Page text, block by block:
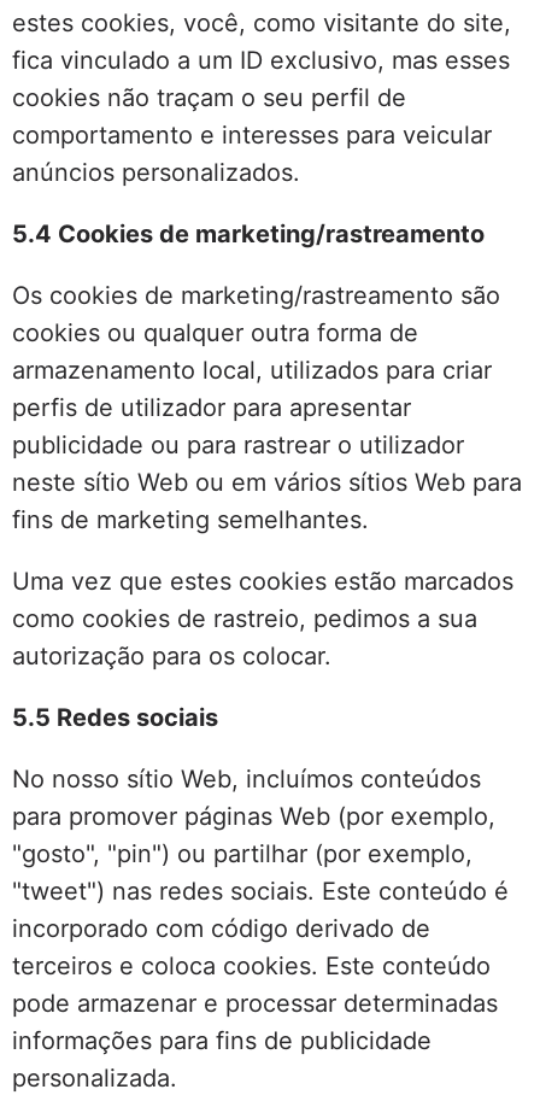
estes cookies, você, como visitante do site,
fica vinculado a um ID exclusivo, mas esses
cookies não traçam o seu perfil de
comportamento e interesses para veicular
anúncios personalizados.
5.4 Cookies de marketing/rastreamento
Os cookies de marketing/rastreamento são
cookies ou qualquer outra forma de
armazenamento local, utilizados para criar
perfis de utilizador para apresentar
publicidade ou para rastrear o utilizador
neste sítio Web ou em vários sítios Web para
fins de marketing semelhantes.
Uma vez que estes cookies estão marcados
como cookies de rastreio, pedimos a sua
autorização para os colocar.
5.5 Redes sociais
No nosso sítio Web, incluímos conteúdos
para promover páginas Web (por exemplo,
"gosto", "pin") ou partilhar (por exemplo,
"tweet") nas redes sociais. Este conteúdo é
incorporado com código derivado de
terceiros e coloca cookies. Este conteúdo
pode armazenar e processar determinadas
informações para fins de publicidade
personalizada.